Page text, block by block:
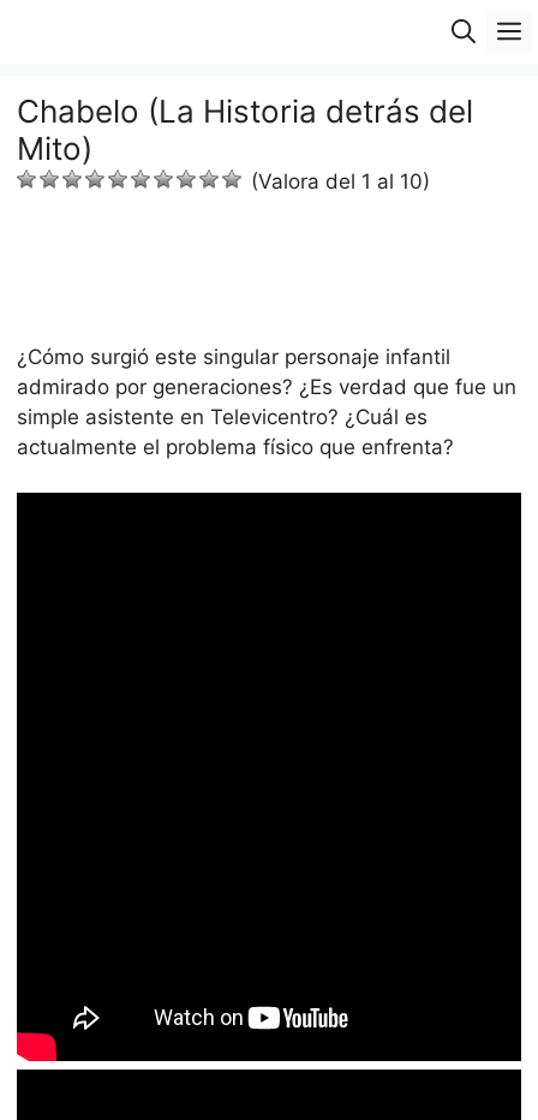
Chabelo (La Historia detrás del
Mito)
(Valora del 1 al 10)
¿Cómo surgió este singular personaje infantil
admirado por generaciones? ¿Es verdad que fue un
simple asistente en Televicentro? ¿Cuál es
actualmente el problema físico que enfrenta?